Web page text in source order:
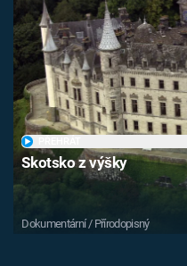
Skotsko z výšky
Dokumentární / Přírodopisný